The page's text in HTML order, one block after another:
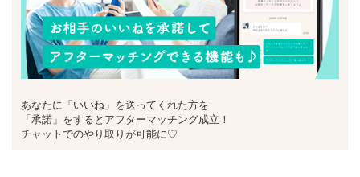
あなたに「いいね」を送ってくれた方を
「承諾」をするとアフターマッチング成立！
チャットでのやり取りが可能に♡